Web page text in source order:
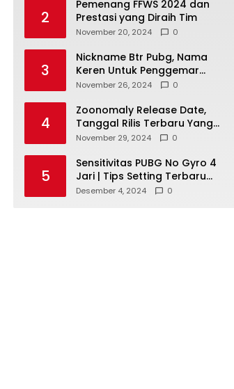
2
Pemenang FFWS 2024 dan
Prestasi yang Diraih Tim
November 20, 2024 0
3
Nickname Btr Pubg, Nama
Keren Untuk Penggemar
Bigetron Esports
November 26, 2024 0
4
Zoonomaly Release Date,
Tanggal Rilis Terbaru Yang
Dinanti
November 29, 2024 0
5
Sensitivitas PUBG No Gyro 4
Jari | Tips Setting Terbaru
Untuk Kendali yang Lebih
Desember 4, 2024 0